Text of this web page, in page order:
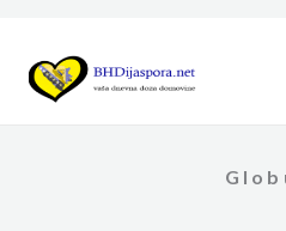
content